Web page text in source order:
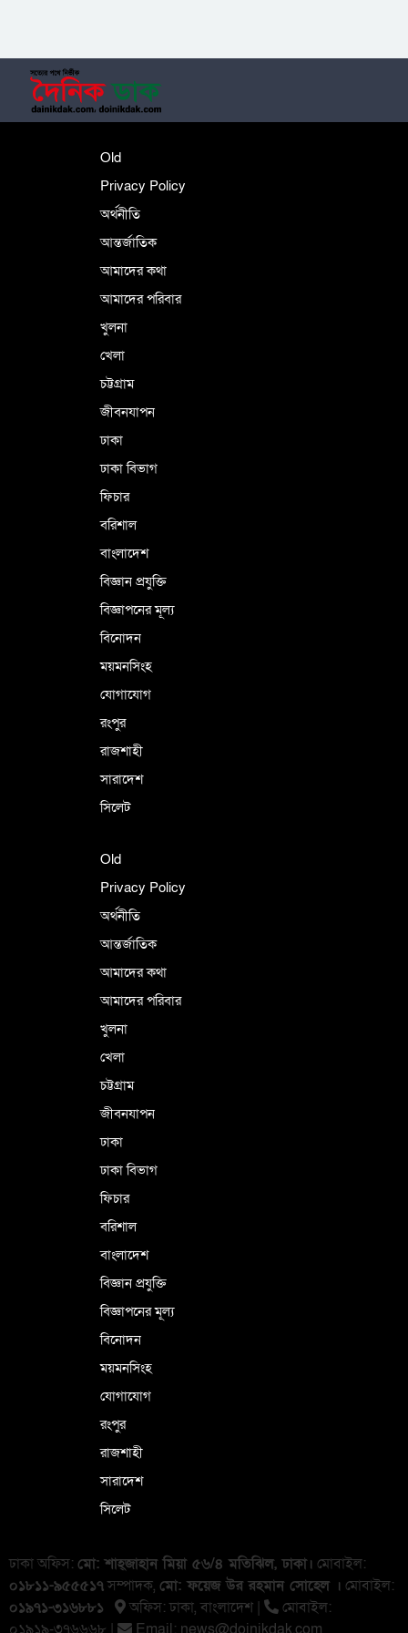
Old
Privacy Policy
অর্থনীতি
আন্তর্জাতিক
আমাদের কথা
আমাদের পরিবার
খুলনা
খেলা
চট্টগ্রাম
জীবনযাপন
ঢাকা
ঢাকা বিভাগ
ফিচার
বরিশাল
বাংলাদেশ
বিজ্ঞান প্রযুক্তি
বিজ্ঞাপনের মূল্য
বিনোদন
ময়মনসিংহ
যোগাযোগ
রংপুর
রাজশাহী
সারাদেশ
সিলেট
Old
Privacy Policy
অর্থনীতি
আন্তর্জাতিক
আমাদের কথা
আমাদের পরিবার
খুলনা
খেলা
চট্টগ্রাম
জীবনযাপন
ঢাকা
ঢাকা বিভাগ
ফিচার
বরিশাল
বাংলাদেশ
বিজ্ঞান প্রযুক্তি
বিজ্ঞাপনের মূল্য
বিনোদন
ময়মনসিংহ
যোগাযোগ
রংপুর
রাজশাহী
সারাদেশ
সিলেট
ঢাকা অফিস: মো: শাহ্জাহান মিয়া ৫৬/৪ মতিঝিল, ঢাকা। মোবাইল:
০১৮১১-৯৫৫৫১৭সম্পাদক, মো: ফয়েজ উর রহমান সোহেল । মোবাইল:
০১৯৭১-৩১৬৮৮১
অফিস: ঢাকা, বাংলা‌দেশ |
মোবাইল: